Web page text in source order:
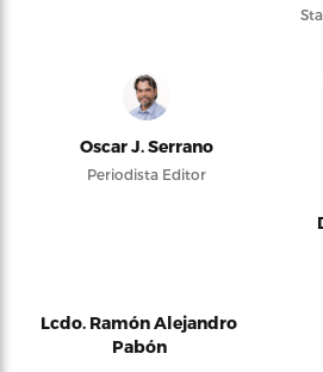
Oscar J. Serrano
Periodista Editor
Lcdo. Ramón Alejandro
Pabón